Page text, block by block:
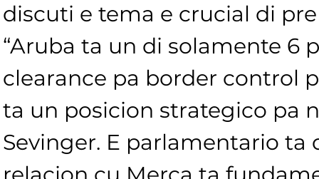
discuti e tema e crucial di
“Aruba ta un di solamente 6
clearance pa border control
ta un posicion strategico pa
Sevinger. E parlamentario ta